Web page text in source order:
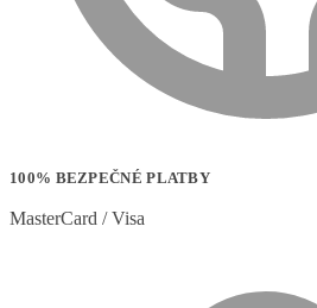
100% BEZPEČNÉ PLATBY
MasterCard / Visa